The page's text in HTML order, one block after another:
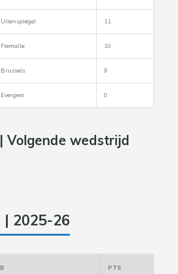
Uilenspiegel 11
Flemalle 10
Brussels 9
Evergem 0
Volgende wedstrijd
| 2025-26
PTS